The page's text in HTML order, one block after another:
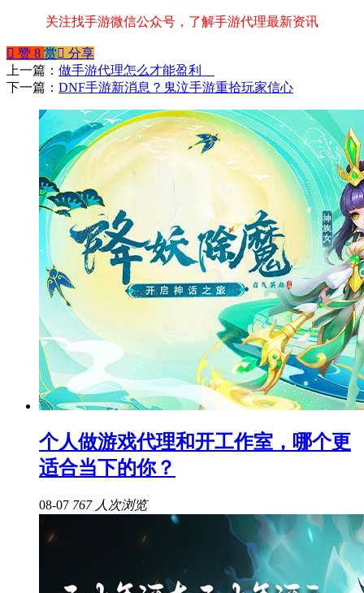
关注找手游微信公众号，了解手游代理最新资讯
󰄼 赞 8 赏󰄯 分享
上一篇： 做手游代理怎么才能盈利
下一篇： DNF手游新消息？鬼泣手游重拾玩家信心
个人做游戏代理和开工作室，哪个更
适合当下的你？
08-07 767 人次浏览